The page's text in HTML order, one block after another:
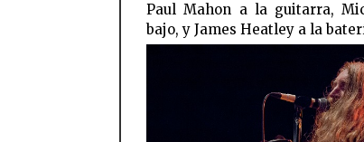
Paul Mahon a la guitarra,
bajo, y James Heatley a la